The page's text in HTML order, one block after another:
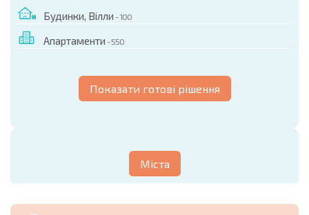
Будинки, Вілли - 100
Апартаменти - 550
Показати готові рішення
Міста